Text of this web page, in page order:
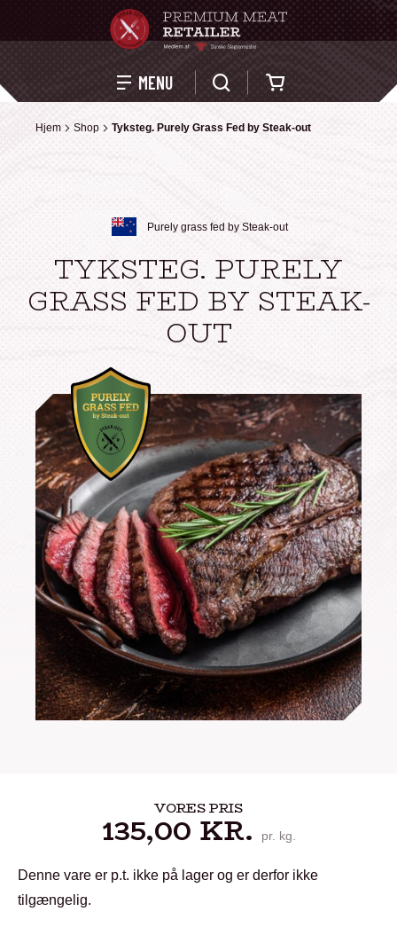
MENU
Hjem Shop Tyksteg. Purely Grass Fed by Steak-out
Hjem Shop Tyksteg. Purely Grass Fed by Steak-out
Purely grass fed by Steak-out
TYKSTEG. PURELY
GRASS FED BY STEAK-
OUT
VORES PRIS
135,00 KR. pr. kg.
Denne vare er p.t. ikke på lager og er derfor ikke
tilgængelig.